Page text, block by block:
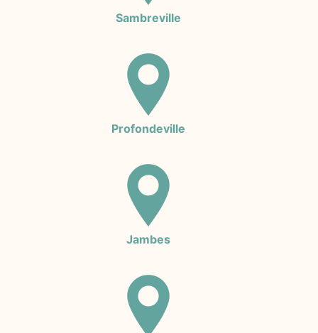
Sambreville
Profondeville
Jambes